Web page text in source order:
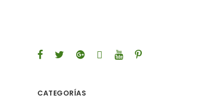
CATEGORÍAS